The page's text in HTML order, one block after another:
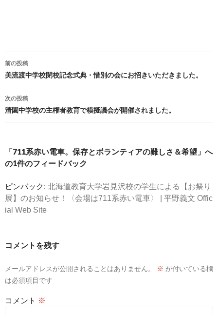
稿
ビ
ゲ
ー
ョ
ン
前の投稿
美流渡中学校閉校記念式典・惜別の会にお招きいただきました。
次の投稿
清園中学校の主権者教育で模擬議会が開催されました。
「711系赤い電車。保存とボランティアの難しさ＆希望」へ
の1件のフィードバック
ピンバック: 北海道教育大学岩見沢校の学生による【お祭り
展】のお知らせ！〈会場は711系赤い電車〉 | 平野義文 Offic
ial Web Site
コメントを残す
メールアドレスが公開されることはありません。 ※ が付いている欄
は必須項目です
コメント ※